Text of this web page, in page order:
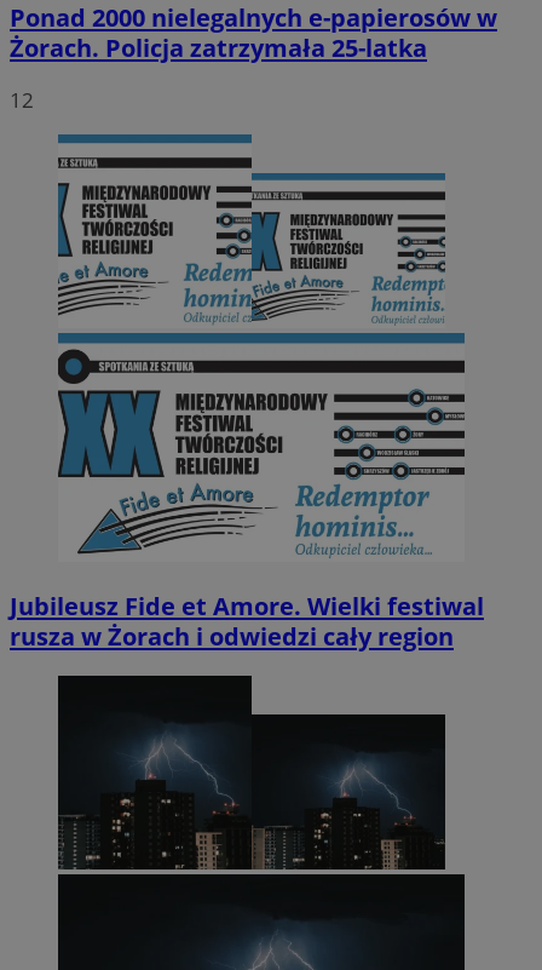
Ponad 2000 nielegalnych e-papierosów w
Żorach. Policja zatrzymała 25-latka
12
Jubileusz Fide et Amore. Wielki festiwal
rusza w Żorach i odwiedzi cały region